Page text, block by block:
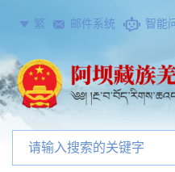
繁 邮件系统 智能